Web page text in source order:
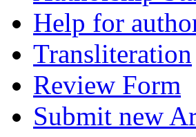
Help for
Transliteration
Review Form
Submit new